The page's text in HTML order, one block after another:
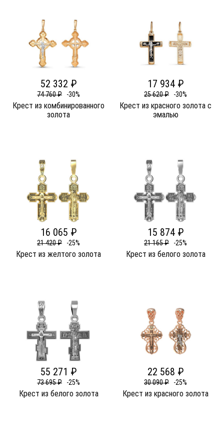
52 332 ₽
74 760 ₽ -30%
Крест из комбинированного
золота
17 934 ₽
25 620 ₽ -30%
Крест из красного золота c
эмалью
16 065 ₽
21 420 ₽ -25%
Крест из желтого золота
15 874 ₽
21 165 ₽ -25%
Крест из белого золота
55 271 ₽
73 695 ₽ -25%
Крест из белого золота
22 568 ₽
30 090 ₽ -25%
Крест из красного золота